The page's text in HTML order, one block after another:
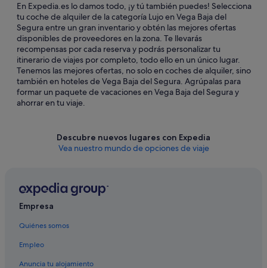
En Expedia.es lo damos todo, ¡y tú también puedes! Selecciona
tu coche de alquiler de la categoría Lujo en Vega Baja del
Segura entre un gran inventario y obtén las mejores ofertas
disponibles de proveedores en la zona. Te llevarás
recompensas por cada reserva y podrás personalizar tu
itinerario de viajes por completo, todo ello en un único lugar.
Tenemos las mejores ofertas, no solo en coches de alquiler, sino
también en hoteles de Vega Baja del Segura. Agrúpalas para
formar un paquete de vacaciones en Vega Baja del Segura y
ahorrar en tu viaje.
Descubre nuevos lugares con Expedia
Vea nuestro mundo de opciones de viaje
Empresa
Quiénes somos
Empleo
Anuncia tu alojamiento